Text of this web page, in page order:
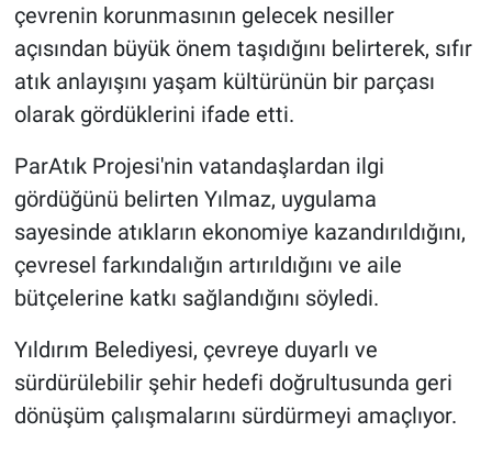
çevrenin korunmasının gelecek nesiller
açısından büyük önem taşıdığını belirterek, sıfır
atık anlayışını yaşam kültürünün bir parçası
olarak gördüklerini ifade etti.
ParAtık Projesi'nin vatandaşlardan ilgi
gördüğünü belirten Yılmaz, uygulama
sayesinde atıkların ekonomiye kazandırıldığını,
çevresel farkındalığın artırıldığını ve aile
bütçelerine katkı sağlandığını söyledi.
Yıldırım Belediyesi, çevreye duyarlı ve
sürdürülebilir şehir hedefi doğrultusunda geri
dönüşüm çalışmalarını sürdürmeyi amaçlıyor.